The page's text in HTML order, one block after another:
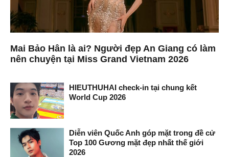
Mai Bảo Hân là ai? Người đẹp An Giang có làm
nên chuyện tại Miss Grand Vietnam 2026
HIEUTHUHAI check-in tại chung kết
World Cup 2026
Diễn viên Quốc Anh góp mặt trong đề cử
Top 100 Gương mặt đẹp nhất thế giới
2026